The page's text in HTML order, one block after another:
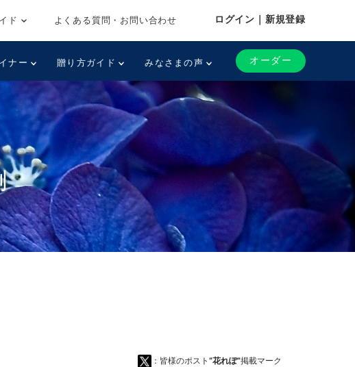
ド よくある質問・お問い合わせ ログイン｜新規登録
ナー 贈り方ガイド みなさまの声 オーダー
：皆様のポスト “花れぽ”掲載マーク